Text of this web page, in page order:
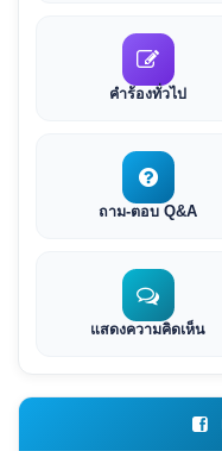
คำร้องทั่วไป
ถาม-ตอบ Q&A
แสดงความคิดเห็น